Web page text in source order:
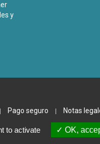
y
Pago seguro Notas
to activate OK,